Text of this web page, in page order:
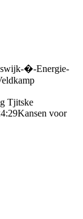
�-Energie-
Tjitske
Kansen voor